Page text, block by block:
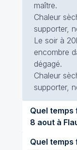
maître.
Chaleur
supporter,
Le soir à
encombre
dégagé.
Chaleur
supporter,
Quel temps
8 aout à
Quel